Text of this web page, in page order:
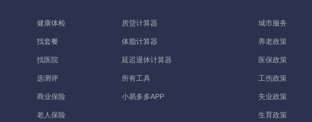
健康体检
找套餐
找医院
选测评
商业保险
老人保险
房贷计算器
体脂计算器
延迟退休计算器
所有工具
小易多多APP
城市服务
养老政策
医保政策
工伤政策
失业政策
生育政策